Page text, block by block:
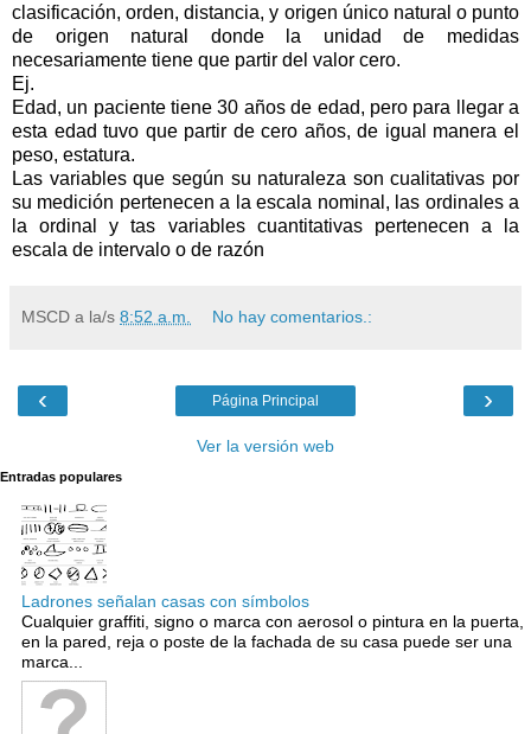
clasificación, orden, distancia, y origen único natural o punto
de origen natural donde la unidad de medidas
necesariamente tiene que partir del valor cero.
Ej.
Edad, un paciente tiene 30 años de edad, pero para llegar a
esta edad tuvo que partir de cero años, de igual manera el
peso, estatura.
Las variables que según su naturaleza son cualitativas por
su medición pertenecen a la escala nominal, las ordinales a
la ordinal y tas variables cuantitativas pertenecen a la
escala de intervalo o de razón
MSCD a la/s 8:52 a.m. No hay comentarios.:
‹ ›
Página Principal
Ver la versión web
Entradas populares
Ladrones señalan casas con símbolos
Cualquier graffiti, signo o marca con aerosol o pintura en la puerta,
en la pared, reja o poste de la fachada de su casa puede ser una
marca...